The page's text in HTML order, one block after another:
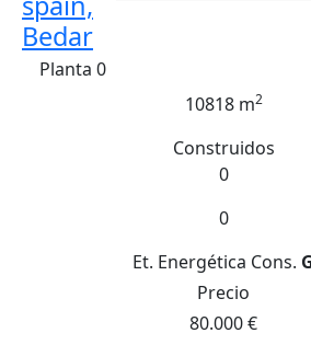
Bedar
Planta 0
10818 m2
Construidos
0
0
Et. Energética Cons.
Precio
80.000 €